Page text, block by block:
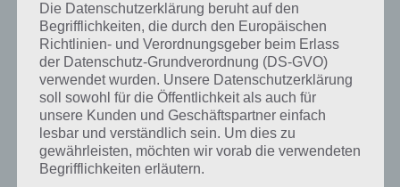
“Ausrüstungsupgrades” bekommt ihr für eure Band Stars
Instrumente diverse Upgrades angezeigt. Mit diesen Upgrades
erhöht ihr den Output, den dieses Instrument erzeugt. Auf der
ersten Stufe sind dies 10%, dann folgt ein 20%-erhöhter Output und
so weiter.
Die Datenschutzerklärung beruht auf den
Begrifflichkeiten, die durch den Europäischen
Richtlinien- und Verordnungsgeber beim Erlass
der Datenschutz-Grundverordnung (DS-GVO)
verwendet wurden. Unsere Datenschutzerklärung
soll sowohl für die Öffentlichkeit als auch für
unsere Kunden und Geschäftspartner einfach
lesbar und verständlich sein. Um dies zu
gewährleisten, möchten wir vorab die verwendeten
Begrifflichkeiten erläutern.